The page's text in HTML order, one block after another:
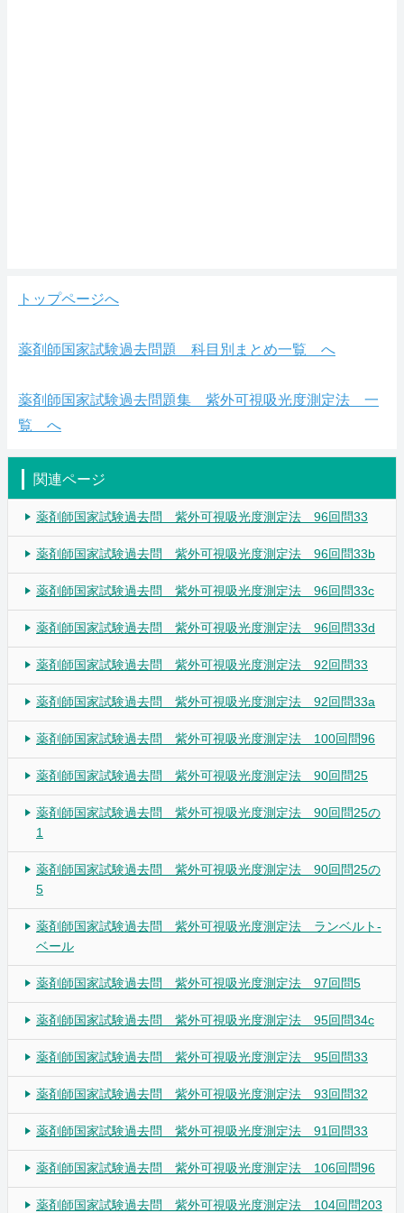
トップページへ
薬剤師国家試験過去問題 科目別まとめ一覧 へ
薬剤師国家試験過去問題集 紫外可視吸光度測定法 一
覧 へ
関連ページ
薬剤師国家試験過去問 紫外可視吸光度測定法 96回問33
薬剤師国家試験過去問 紫外可視吸光度測定法 96回問33b
薬剤師国家試験過去問 紫外可視吸光度測定法 96回問33c
薬剤師国家試験過去問 紫外可視吸光度測定法 96回問33d
薬剤師国家試験過去問 紫外可視吸光度測定法 92回問33
薬剤師国家試験過去問 紫外可視吸光度測定法 92回問33a
薬剤師国家試験過去問 紫外可視吸光度測定法 100回問96
薬剤師国家試験過去問 紫外可視吸光度測定法 90回問25
薬剤師国家試験過去問 紫外可視吸光度測定法 90回問25の
1
薬剤師国家試験過去問 紫外可視吸光度測定法 90回問25の
5
薬剤師国家試験過去問 紫外可視吸光度測定法 ランベルト-
ベール
薬剤師国家試験過去問 紫外可視吸光度測定法 97回問5
薬剤師国家試験過去問 紫外可視吸光度測定法 95回問34c
薬剤師国家試験過去問 紫外可視吸光度測定法 95回問33
薬剤師国家試験過去問 紫外可視吸光度測定法 93回問32
薬剤師国家試験過去問 紫外可視吸光度測定法 91回問33
薬剤師国家試験過去問 紫外可視吸光度測定法 106回問96
薬剤師国家試験過去問 紫外可視吸光度測定法 104回問203